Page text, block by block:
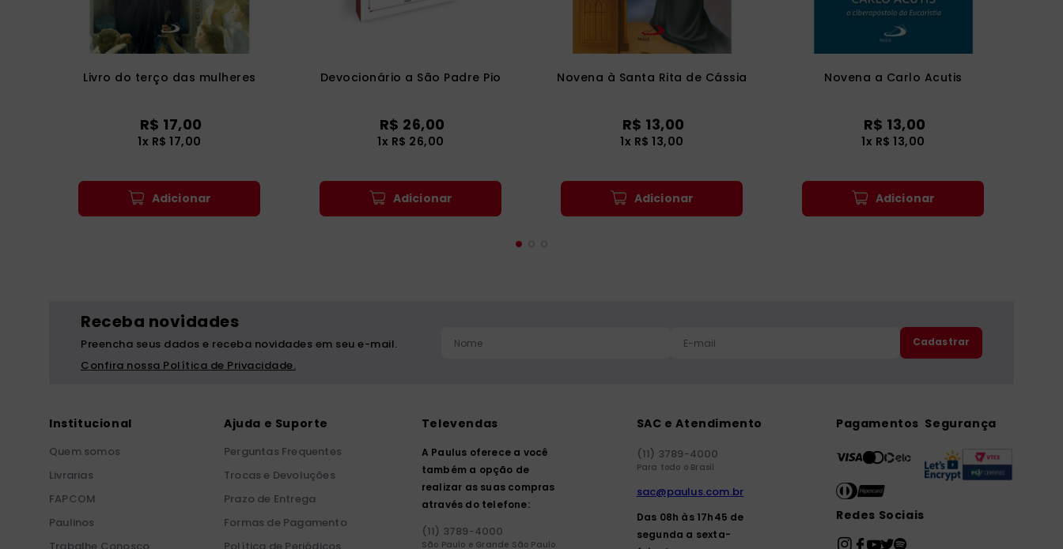
Livro do terço das mulheres
R$ 17,00
1x R$ 17,00
Adicionar
Devocionário a São Padre Pio
R$ 26,00
1x R$ 26,00
Adicionar
Novena à Santa Rita de Cássia
R$ 13,00
1x R$ 13,00
Adicionar
Novena a Carlo Acutis
R$ 13,00
1x R$ 13,00
Adicionar
Receba novidades
Preencha seus dados e receba novidades em seu e-mail.
Confira nossa Política de Privacidade.
Cadastrar
Institucional
Quem somos
Livrarias
FAPCOM
Paulinos
Ajuda e Suporte
Perguntas Frequentes
Trocas e Devoluções
Prazo de Entrega
Formas de Pagamento
Televendas
A Paulus oferece a você
também a opção de
realizar as suas compras
através do telefone:
(11) 3789-4000
São Paulo e Grande São Paulo
SAC e Atendimento
(11) 3789-4000
Para todo o Brasil
sac@paulus.com.br
Das 08h às 17h45 de
segunda a sexta-
Pagamentos Segurança
Redes Sociais